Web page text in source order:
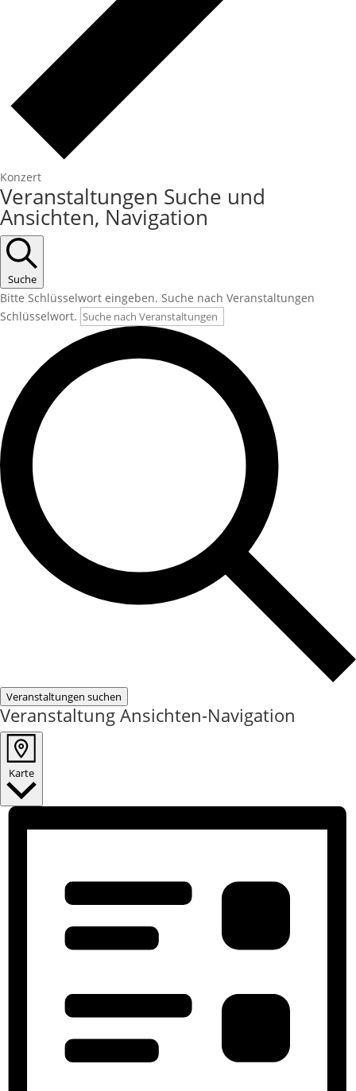
Konzert
Veranstaltungen
Veranstaltungen Suche und
Ansichten, Navigation
Suche
Bitte Schlüsselwort eingeben. Suche nach Veranstaltungen
Schlüsselwort.
Veranstaltungen suchen
Veranstaltung Ansichten-Navigation
Karte